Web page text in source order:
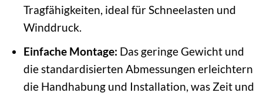
Tragfähigkeiten, ideal für Schneelasten und
Winddruck.
Einfache Montage: Das geringe Gewicht und
die standardisierten Abmessungen erleichtern
die Handhabung und Installation, was Zeit und